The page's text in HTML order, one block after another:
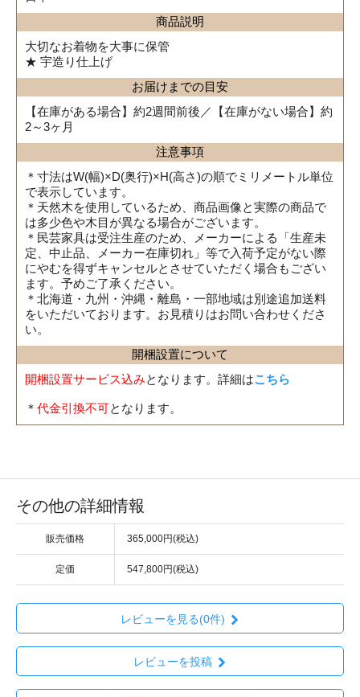
商品説明
大切なお着物を大事に保管
★ 宇造り仕上げ
お届けまでの目安
【在庫がある場合】約2週間前後／【在庫がない場合】約
2～3ヶ月
注意事項
＊寸法はW(幅)×D(奥行)×H(高さ)の順でミリメートル単位
で表示しています。
＊天然木を使用しているため、商品画像と実際の商品で
は多少色や木目が異なる場合がございます。
＊民芸家具は受注生産のため、メーカーによる「生産未
定、中止品、メーカー在庫切れ」等で入荷予定がない際
にやむを得ずキャンセルとさせていただく場合もござい
ます。予めご了承ください。
＊北海道・九州・沖縄・離島・一部地域は別途追加送料
をいただいております。お見積りはお問い合わせくださ
い。
開梱設置について
開梱設置サービス込みとなります。詳細はこちら
＊ 代金引換不可となります。
その他の詳細情報
販売価格 365,000円(税込)
定価 547,800円(税込)
レビューを見る(0件)
レビューを投稿